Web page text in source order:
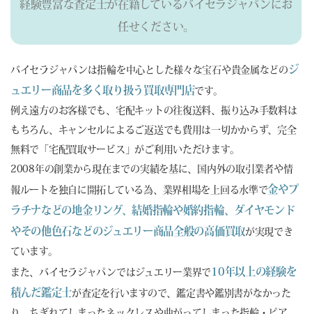
経験豊富な査定士が在籍しているバイセラジャパンにお
任せください。
バイセラジャパンは指輪を中心とした様々な宝石や貴金属などの ジ
ュエリー商品を多く取り扱う買取専門店です。
例え遠方のお客様でも、宅配キットの往復送料、振り込み手数料は
もちろん、キャンセルによるご返送でも費用は一切かからず、完全
無料で「宅配買取サービス」がご利用いただけます。
2008年の創業から現在までの実績を基に、国内外の取引業者や情
報ルートを独自に開拓している為、業界相場を上回る水準で金やプ
ラチナなどの地金リング、結婚指輪や婚約指輪、ダイヤモンド
やその他色石などのジュエリー商品全般の高価買取が実現でき
ています。
また、バイセラジャパンではジュエリー業界で 10年以上の経験を
積んだ鑑定士が査定を行いますので、鑑定書や鑑別書がなかった